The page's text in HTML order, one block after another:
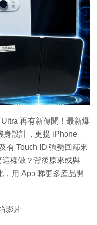
再有新傳聞！最新爆
身設計，更提 iPhone
有 Touch ID 強勢回篩來
樣做？背後原來或與
，用 App 睇更多產品開
影片